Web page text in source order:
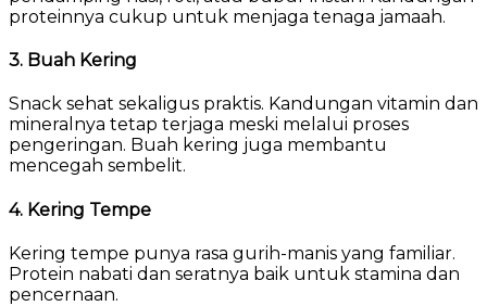
proteinnya cukup untuk menjaga tenaga jamaah.
3. Buah Kering
Snack sehat sekaligus praktis. Kandungan vitamin dan
mineralnya tetap terjaga meski melalui proses
pengeringan. Buah kering juga membantu
mencegah sembelit.
4. Kering Tempe
Kering tempe punya rasa gurih-manis yang familiar.
Protein nabati dan seratnya baik untuk stamina dan
pencernaan.